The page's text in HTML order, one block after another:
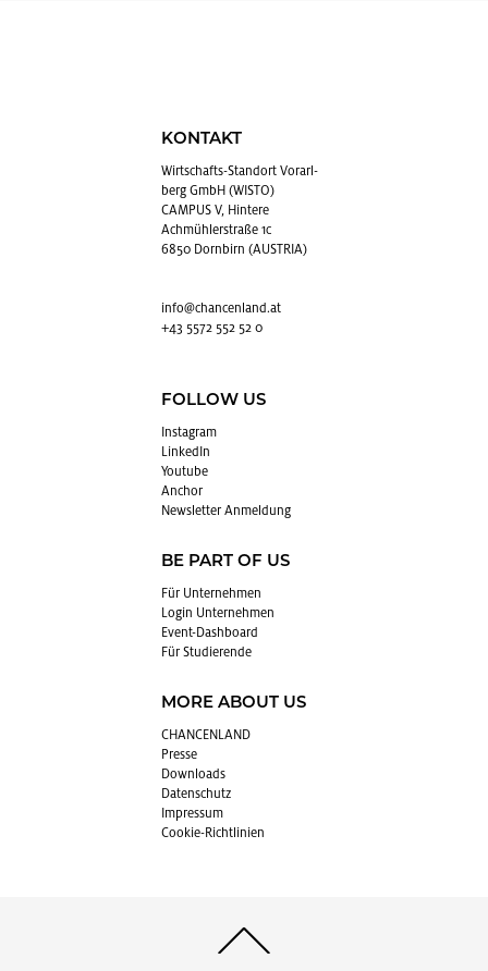
KONTAKT
Wirt­schafts-Stand­ort Vor­arl­
berg GmbH (WISTO)
CAMPUS V, Hintere
Achmühlerstraße 1c
6850 Dornbirn (AUSTRIA)
info@​chancenland.​at
+43 5572 552 52 0
FOLLOW US
In­sta­gram
Lin­kedIn
You­tube
An­chor
News­let­ter An­mel­dung
BE PART OF US
Für Un­ter­neh­men
Login Un­ter­neh­men
Event-Da­sh­board
Für Stu­die­ren­de
MORE ABOUT US
CHAN­CEN­LAND
Pres­se
Down­loads
Da­ten­schutz
Im­pres­sum
Coo­kie-Richt­li­ni­en